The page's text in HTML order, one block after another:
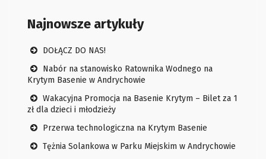
Najnowsze artykuły
DOŁĄCZ DO NAS!
Nabór na stanowisko Ratownika Wodnego na
Krytym Basenie w Andrychowie
Wakacyjna Promocja na Basenie Krytym – Bilet za 1
zł dla dzieci i młodzieży
Przerwa technologiczna na Krytym Basenie
Tężnia Solankowa w Parku Miejskim w Andrychowie